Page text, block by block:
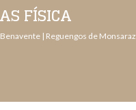
FÍSICA
| Reguengos de Monsaraz